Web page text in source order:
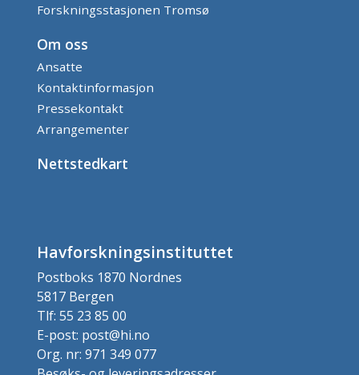
Forskningsstasjonen Tromsø
Om oss
Ansatte
Kontaktinformasjon
Pressekontakt
Arrangementer
Nettstedkart
Havforskningsinstituttet
Postboks 1870 Nordnes
5817 Bergen
Tlf: 55 23 85 00
E-post: post@hi.no
Org. nr: 971 349 077